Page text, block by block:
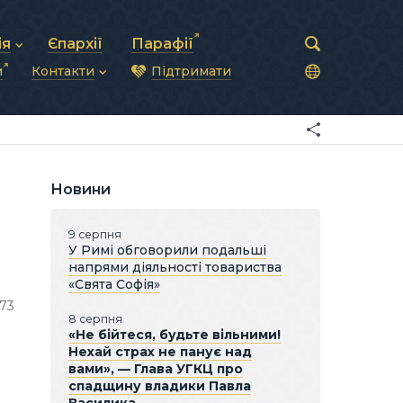
рада
та комунікації
Єпархії Парафії
Контакти
Синоди Єпископів
Патріарша курія
Підтримати
Новини
9 серпня
У Римі обговорили подальші
напрями діяльності товариства
«Свята Софія»
8 серпня
«Не бійтеся, будьте вільними!
Нехай страх не панує над
вами», — Глава УГКЦ про
спадщину владики Павла